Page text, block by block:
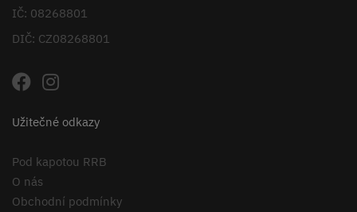
IČ: 08268801
DIČ: CZ08268801
Užitečné odkazy
Pod kapotou RRB
O nás
Obchodní podmínky